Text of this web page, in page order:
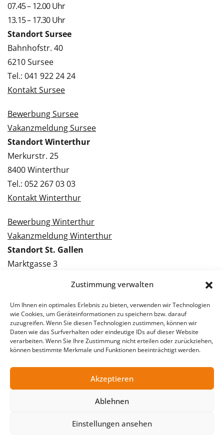
Zustimmung verwalten
Um Ihnen ein optimales Erlebnis zu bieten, verwenden wir Technologien
wie Cookies, um Geräteinformationen zu speichern bzw. darauf
zuzugreifen. Wenn Sie diesen Technologien zustimmen, können wir
Daten wie das Surfverhalten oder eindeutige IDs auf dieser Website
verarbeiten. Wenn Sie Ihre Zustimmung nicht erteilen oder zurückziehen,
können bestimmte Merkmale und Funktionen beeinträchtigt werden.
Akzeptieren
Ablehnen
Einstellungen ansehen
07.45 – 12.00 Uhr
13.15 – 17.30 Uhr
Standort Sursee
Bahnhofstr. 40
6210 Sursee
Tel.: 041 922 24 24
Kontakt Sursee
Bewerbung Sursee
Vakanzmeldung Sursee
Standort Winterthur
Merkurstr. 25
8400 Winterthur
Tel.: 052 267 03 03
Kontakt Winterthur
Bewerbung Winterthur
Vakanzmeldung Winterthur
Standort St. Gallen
Marktgasse 3
Kontakt St. Gallen
Bewerbung St. Gallen
Vakanzmeldung St. Gallen
© 2026 Stellentreff AG
Datenschutzerklärung